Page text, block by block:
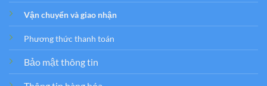
Vận chuyển và giao nhận
Phương thức thanh toán
Bảo mật thông tin